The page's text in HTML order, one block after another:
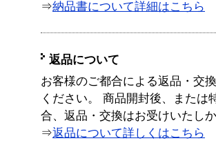
⇒納品書について詳細はこちら
返品について
お客様のご都合による返品・交
ください。 商品開封後、または
合、返品・交換はお受けいたし
⇒返品について詳しくはこちら